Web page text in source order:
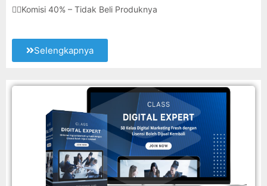
👉🏽Komisi 40% – Tidak Beli Produknya
Selengkapnya